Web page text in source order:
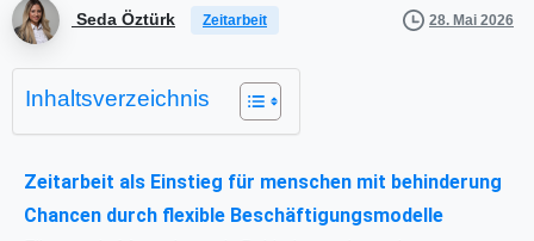
Seda Öztürk Zeitarbeit 28. Mai 2026
Inhaltsverzeichnis
Zeitarbeit als Einstieg für menschen mit behinderung
Chancen durch flexible Beschäftigungsmodelle